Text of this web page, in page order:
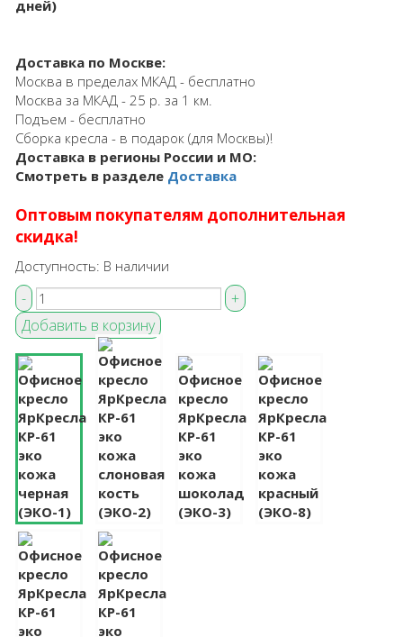
дней)
Доставка по Москве:
Москва в пределах МКАД - бесплатно
Москва за МКАД - 25 р. за 1 км.
Подъем - бесплатно
Сборка кресла - в подарок (для Москвы)!
Доставка в регионы России и МО:
Смотреть в разделе Доставка
Оптовым покупателям дополнительная
скидка!
Доступность: В наличии